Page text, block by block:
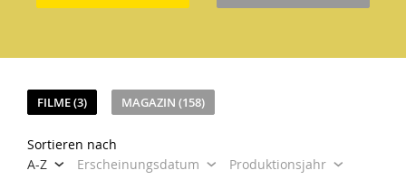
FILME (3) MAGAZIN (158)
Sortieren nach
A-Z
Erscheinungsdatum Produktionsjahr